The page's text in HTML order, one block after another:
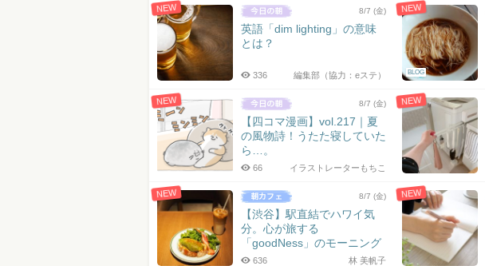
NEW 8/7 (金)
英語「dim lighting」の意味
とは？
編集部（協力：eステ）
336
NEW
BLOG
NEW 8/7 (金)
【四コマ漫画】vol.217｜夏
の風物詩！うたた寝していた
ら…。
イラストレーターもちこ
66
NEW
NEW 8/7 (金)
【渋谷】駅直結でハワイ気
分。心が旅する
「goodNess」のモーニング
林 美帆子
636
NEW